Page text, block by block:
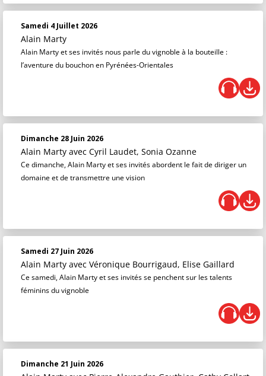
Samedi 4 Juillet 2026
Alain Marty
Alain Marty et ses invités nous parle du vignoble à la bouteille :
l’aventure du bouchon en Pyrénées-Orientales
Dimanche 28 Juin 2026
Alain Marty avec Cyril Laudet, Sonia Ozanne
Ce dimanche, Alain Marty et ses invités abordent le fait de diriger un
domaine et de transmettre une vision
Samedi 27 Juin 2026
Alain Marty avec Véronique Bourrigaud, Elise Gaillard
Ce samedi, Alain Marty et ses invités se penchent sur les talents
féminins du vignoble
Dimanche 21 Juin 2026